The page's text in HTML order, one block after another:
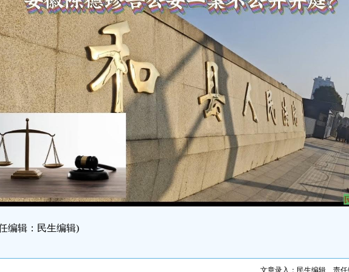
编辑：民生编辑)
文章录入：民生编辑 责任